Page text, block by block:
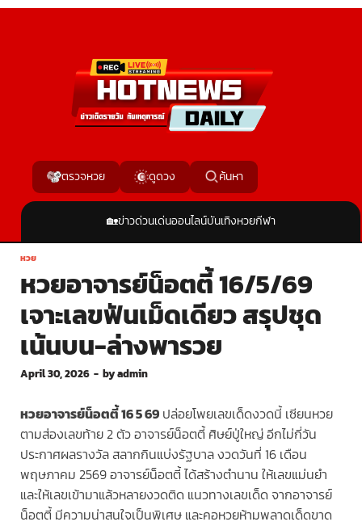
ตรวจหวย ดูดวง ค้นหา
🏡ข่าวด่วนเด่นออนไลน์บันเทิงหวยกีฬา
หวย
หวยอาจารย์น็อตตี้ 16/5/69
เจาะเลขฟันเม็ดเดียว สรุปชุด
เน้นบน-ล่างพารวย
April 30, 2026 - byadmin
หวยอาจารย์น็อตตี้ 16 5 69 ปล่อยโพยเลขเด็ดงวดนี้ เซียนหวย
ตามส่องเลขท้าย 2 ตัว อาจารย์น็อตตี้ ศิษย์ปู่ใหญ่ อีกไม่กี่วัน
ประกาศผลรางวัล สลากกินแบ่งรัฐบาล งวดวันที่ 16 เดือน
พฤษภาคม 2569 อาจารย์น็อตตี้ ได้สร้างตำนาน ให้เลขแม่นยำ
และให้เลขเข้ามาแล้วหลายงวดติด แนวทางเลขเด็ด จากอาจารย์
น็อตตี้ มีความน่าสนใจเป็นพิเศษ และคอหวยห้ามพลาดเด็ดขาด